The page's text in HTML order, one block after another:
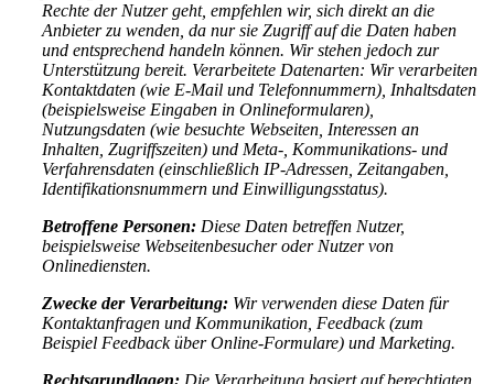
Rechte der Nutzer geht, empfehlen wir, sich direkt an die
Anbieter zu wenden, da nur sie Zugriff auf die Daten haben
und entsprechend handeln können. Wir stehen jedoch zur
Unterstützung bereit. Verarbeitete Datenarten: Wir verarbeiten
Kontaktdaten (wie E-Mail und Telefonnummern), Inhaltsdaten
(beispielsweise Eingaben in Onlineformularen),
Nutzungsdaten (wie besuchte Webseiten, Interessen an
Inhalten, Zugriffszeiten) und Meta-, Kommunikations- und
Verfahrensdaten (einschließlich IP-Adressen, Zeitangaben,
Identifikationsnummern und Einwilligungsstatus).
Betroffene Personen: Diese Daten betreffen Nutzer,
beispielsweise Webseitenbesucher oder Nutzer von
Onlinediensten.
Zwecke der Verarbeitung: Wir verwenden diese Daten für
Kontaktanfragen und Kommunikation, Feedback (zum
Beispiel Feedback über Online-Formulare) und Marketing.
Rechtsgrundlagen: Die Verarbeitung basiert auf berechtigten